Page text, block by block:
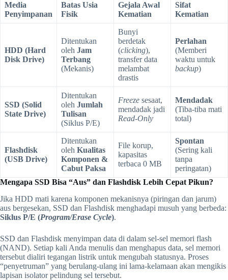
Media
Penyimpanan
Batas Usia
Fisik
Gejala Awal
Kematian
Sifat
Kematian
HDD (Hard
Disk Drive)
Ditentukan
oleh Jam
Terbang
(Mekanis)
Bunyi
berdetak
(clicking),
transfer data
melambat
drastis
Perlahan
(Memberi
waktu untuk
backup)
SSD (Solid
State Drive)
Ditentukan
oleh Jumlah
Tulisan
(Siklus P/E)
Freeze sesaat,
mendadak jadi
Read-Only
Mendadak
(Tiba-tiba mati
total)
Flashdisk
(USB Drive)
Ditentukan
oleh Kualitas
Komponen &
Cabut Paksa
File korup,
kapasitas
terbaca 0 MB
Spontan
(Sering kali
tanpa
peringatan)
Mengapa SSD Bisa “Aus” dan Flashdisk Lebih Cepat Pikun?
Jika HDD mati karena komponen mekanisnya (piringan dan jarum)
aus bergesekan, SSD dan Flashdisk menghadapi musuh yang berbeda:
Siklus P/E (Program/Erase Cycle).
SSD dan Flashdisk menyimpan data di dalam sel-sel memori flash
(NAND). Setiap kali Anda menulis dan menghapus data, sel memori
tersebut dialiri tegangan listrik untuk mengubah statusnya. Proses
“penyetruman” yang berulang-ulang ini lama-kelamaan akan mengikis
lapisan isolator pelindung sel tersebut.